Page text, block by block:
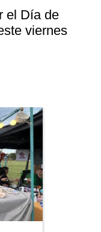
el Día de
viernes